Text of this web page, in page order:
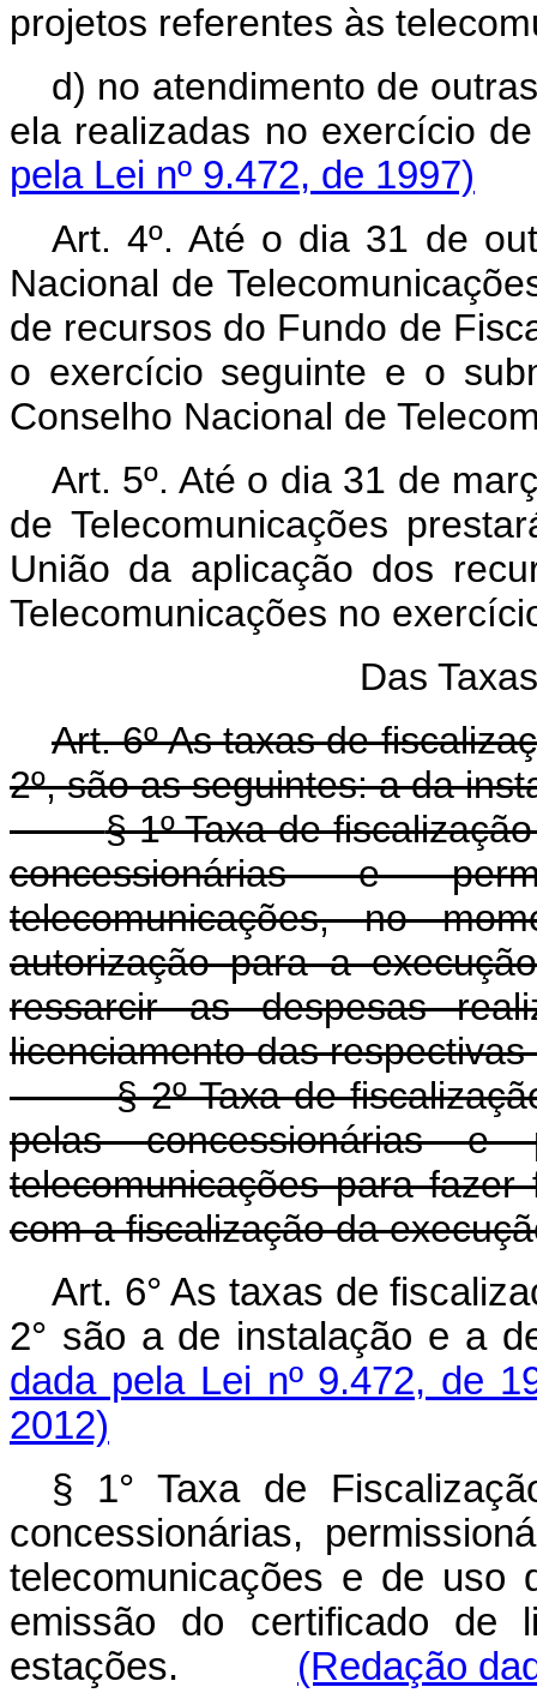
projetos referentes às
d) no atendimento de
ela realizadas no
pela Lei nº 9.472, de 1997)
Art. 4º. Até o dia 31 de
Nacional de
de recursos do Fundo de
o exercício seguinte e o
Conselho Nacional de
Art. 5º. Até o dia 31 de
de Telecomunicações
União da aplicação dos
Telecomunicações no
Das
Art. 6º As taxas de
2º, são as seguintes: a da
§ 1º Taxa de
concessionárias e
telecomunicações, no
autorização para a
ressarcir as despesas
licenciamento das respectivas
§ 2º Taxa de
pelas concessionárias e
telecomunicações para
com a fiscalização da
Art. 6° As taxas de
2° são a de instalação
dada pela Lei nº 9.472, de
2012)
§ 1° Taxa de
concessionárias,
telecomunicações e de uso
emissão do certificado de
estações. (Redação